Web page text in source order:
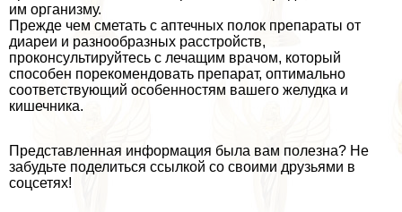
им организму.
Прежде чем сметать с аптечных полок препараты от
диареи и разнообразных расстройств,
проконсультируйтесь с лечащим врачом, который
способен порекомендовать препарат, оптимально
соответствующий особенностям вашего желудка и
кишечника.
Представленная информация была вам полезна? Не
забудьте поделиться ссылкой со своими друзьями в
соцсетях!